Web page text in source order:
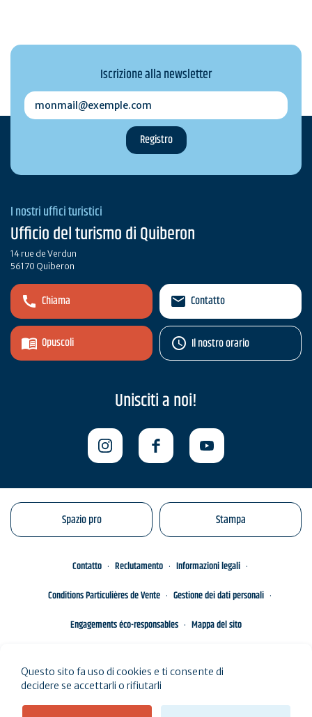
Iscrizione alla newsletter
monmail@exemple.com
I nostri uffici turistici
Ufficio del turismo di Quiberon
14 rue de Verdun
56170 Quiberon
Chiama
Opuscoli
Contatto
Il nostro orario
Unisciti a noi!
Spazio pro Stampa
Contatto Reclutamento
Informazioni legali
Conditions Particulières de Vente
Gestione dei dati personali
Engagements éco-responsables
Mappa del sito
Questo sito fa uso di cookies e ti consente di
decidere se accettarli o rifiutarli